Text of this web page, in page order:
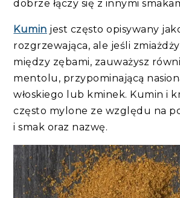
dobrze łączy się z innymi
Kumin jest często opisywany
rozgrzewająca, ale jeśli
między zębami, zauważysz
mentolu, przypominającą
włoskiego lub kminek. Kumin i
często mylone ze względu na
i smak oraz nazwę.